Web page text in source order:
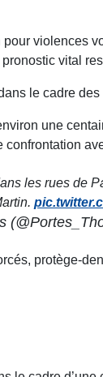
violences
vital
le cadre
une
les rues de
protège-